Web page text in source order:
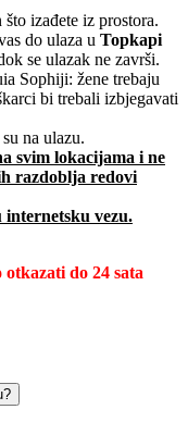
izađete iz prostora.
do ulaza u Topkapi
se ulazak ne završi.
Sophiji: žene trebaju
bi trebali izbjegavati
na ulazu.
svim lokacijama i ne
razdoblja redovi
vezu.
otkazati do 24 sata